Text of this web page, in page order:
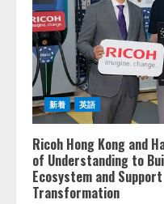
新着 英語
Ricoh Hong Kong and
of Understanding to
Ecosystem and
Transformation